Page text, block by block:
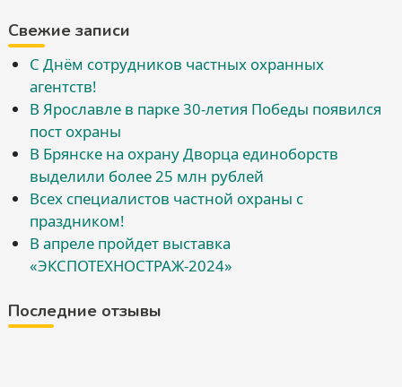
Свежие записи
С Днём сотрудников частных охранных
агентств!
В Ярославле в парке 30-летия Победы появился
пост охраны
В Брянске на охрану Дворца единоборств
выделили более 25 млн рублей
Всех специалистов частной охраны с
праздником!
В апреле пройдет выставка
«ЭКСПОТЕХНОСТРАЖ-2024»
Последние отзывы